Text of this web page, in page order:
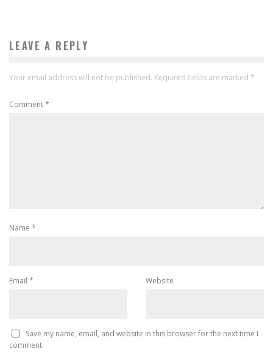
LEAVE A REPLY
Your email address will not be published. Required fields are marked *
Comment*
Name *
Email * Website
Save my name, email, and website in this browser for the next time I
comment.